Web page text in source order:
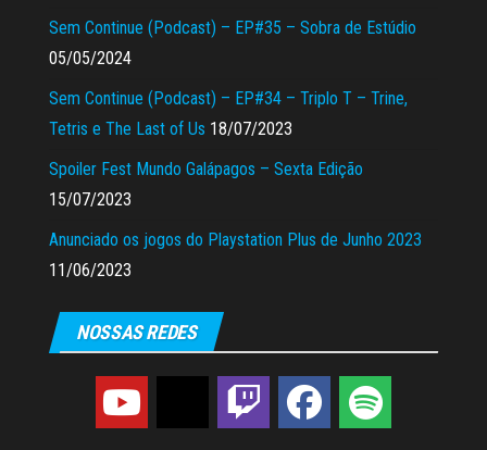
Sem Continue (Podcast) – EP#35 – Sobra de Estúdio
05/05/2024
Sem Continue (Podcast) – EP#34 – Triplo T – Trine,
Tetris e The Last of Us 18/07/2023
Spoiler Fest Mundo Galápagos – Sexta Edição
15/07/2023
Anunciado os jogos do Playstation Plus de Junho 2023
11/06/2023
NOSSAS REDES